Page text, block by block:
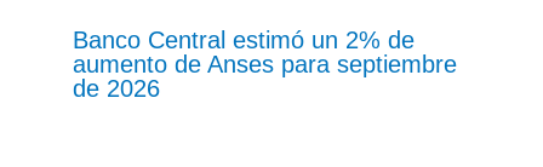
Banco Central estimó un 2% de
aumento de Anses para septiembre
de 2026